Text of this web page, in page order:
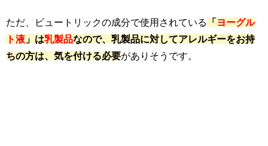
ただ、ビュートリックの成分で使用されている 「 ヨーグル
ト液 」は乳製品なので、乳製品に対してアレルギーをお持
ちの方は、気を付ける必要がありそうです。